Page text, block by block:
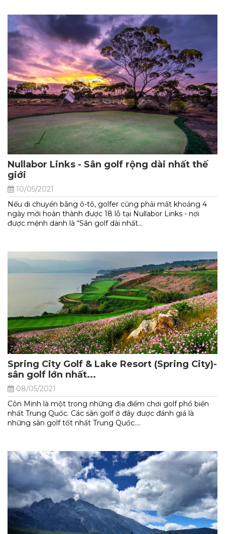
Nullabor Links - Sân golf rộng dài nhất thế
giới
10/05/2021
Nếu di chuyển bằng ô-tô, golfer cũng phải mất khoảng 4
ngày mới hoàn thành được 18 lỗ tại Nullabor Links - nơi
được mệnh danh là “Sân golf dài nhất...
Spring City Golf & Lake Resort (Spring City)-
sân golf lớn nhất...
08/05/2021
Côn Minh là một trong những địa điểm chơi golf phổ biến
nhất Trung Quốc. Các sân golf ở đây được đánh giá là
những sân golf tốt nhất Trung Quốc....